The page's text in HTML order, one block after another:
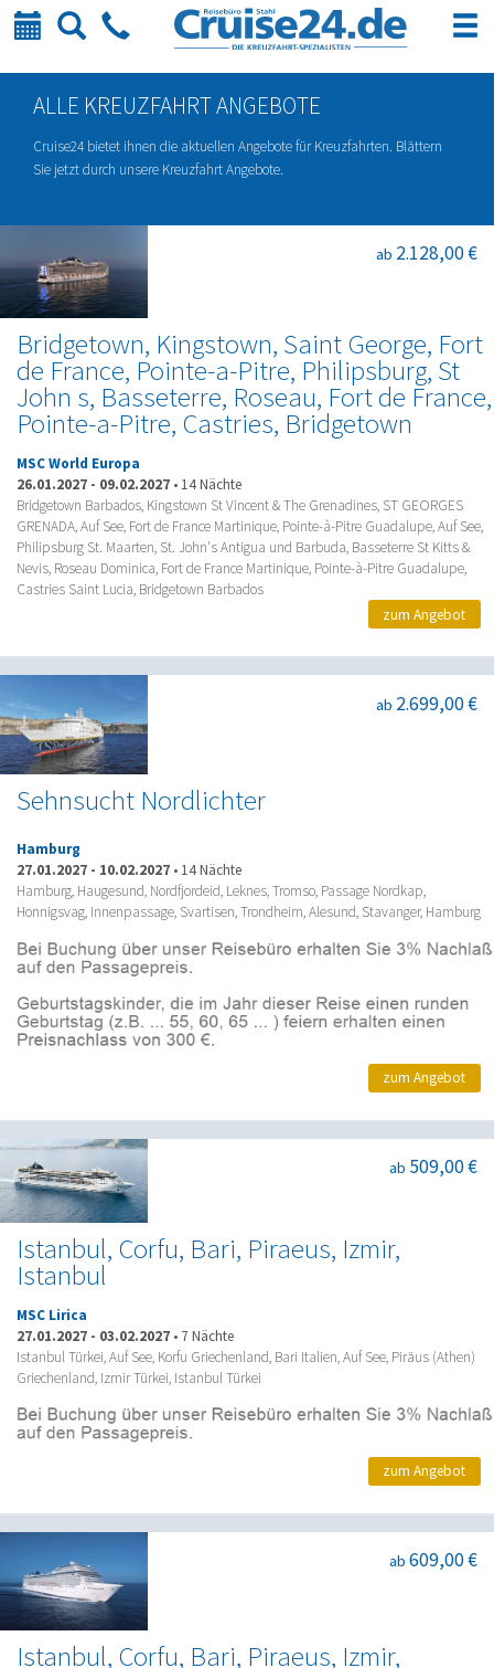
Kalender
SucheTelefon
ALLE KREUZFAHRT ANGEBOTE
Cruise24 bietet ihnen die aktuellen Angebote für Kreuzfahrten. Blättern
Sie jetzt durch unsere Kreuzfahrt Angebote.
Bridgetown, Kingstown, Saint George, Fort
de France, Pointe-a-Pitre, Philipsburg, St
John s, Basseterre, Roseau, Fort de France,
Pointe-a-Pitre, Castries, Bridgetown
ab 2.128,00 €
MSC World Europa
26.01.2027 - 09.02.2027 • 14 Nächte
Bridgetown Barbados, Kingstown St Vincent & The Grenadines, ST GEORGES
GRENADA, Auf See, Fort de France Martinique, Pointe-à-Pitre Guadalupe, Auf See,
Philipsburg St. Maarten, St. John's Antigua und Barbuda, Basseterre St Kitts &
Nevis, Roseau Dominica, Fort de France Martinique, Pointe-à-Pitre Guadalupe,
Castries Saint Lucia, Bridgetown Barbados
zum Angebot
Sehnsucht Nordlichter
ab 2.699,00 €
Hamburg
27.01.2027 - 10.02.2027 • 14 Nächte
Hamburg, Haugesund, Nordfjordeid, Leknes, Tromso, Passage Nordkap,
Honnigsvag, Innenpassage, Svartisen, Trondheim, Alesund, Stavanger, Hamburg
zum Angebot
Istanbul, Corfu, Bari, Piraeus, Izmir,
Istanbul
ab 509,00 €
MSC Lirica
27.01.2027 - 03.02.2027 • 7 Nächte
Istanbul Türkei, Auf See, Korfu Griechenland, Bari Italien, Auf See, Piräus (Athen)
Griechenland, Izmir Türkei, Istanbul Türkei
zum Angebot
Istanbul, Corfu, Bari, Piraeus, Izmir,
ab 609,00 €